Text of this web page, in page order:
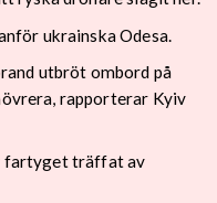
ukrainska Odesa.
utbröt ombord på
rapporterar Kyiv
fartyget träffat av